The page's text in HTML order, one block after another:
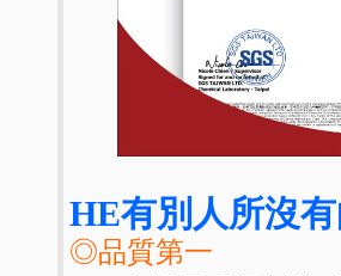
HE有別人所沒
◎品質第一